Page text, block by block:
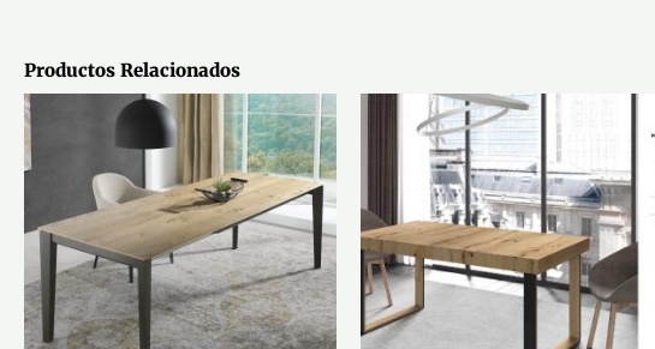
Productos Relacionados